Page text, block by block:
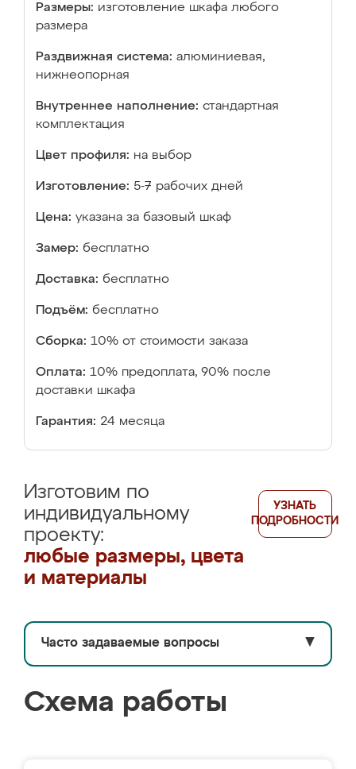
Размеры: изготовление шкафа любого
размера
Раздвижная система: алюминиевая,
нижнеопорная
Внутреннее наполнение: стандартная
комплектация
Цвет профиля: на выбор
Изготовление: 5-7 рабочих дней
Цена: указана за базовый шкаф
Замер: бесплатно
Доставка: бесплатно
Подъём: бесплатно
Сборка: 10% от стоимости заказа
Оплата: 10% предоплата, 90% после
доставки шкафа
Гарантия: 24 месяца
Изготовим по
индивидуальному
проекту:
любые размеры, цвета
и материалы
УЗНАТЬ
ПОДРОБНОСТИ
Часто задаваемые вопросы ▼
Схема работы